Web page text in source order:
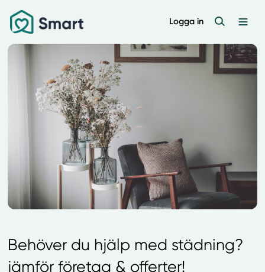
Logga in
Behöver du hjälp med städning?
jämför företag & offerter!